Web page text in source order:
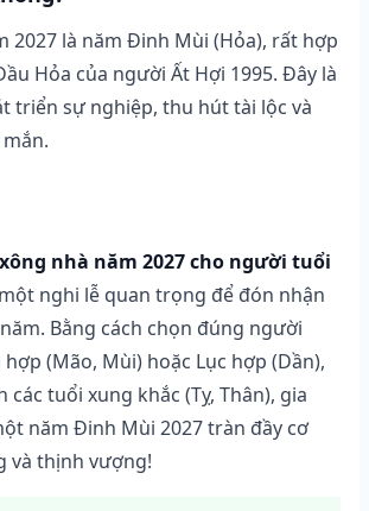
2027 là năm Đinh Mùi (Hỏa), rất hợp
Hỏa của người Ất Hợi 1995. Đây là
triển sự nghiệp, thu hút tài lộc và
nhà năm 2027 cho người tuổi
nghi lễ quan trọng để đón nhận
Bằng cách chọn đúng người
(Mão, Mùi) hoặc Lục hợp (Dần),
tuổi xung khắc (Tỵ, Thân), gia
năm Đinh Mùi 2027 tràn đầy cơ
và thịnh vượng!